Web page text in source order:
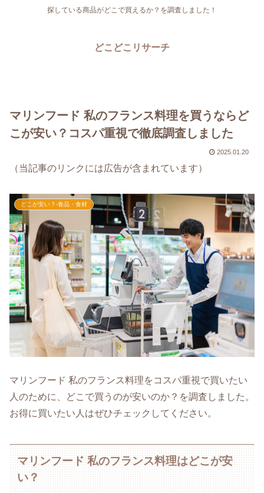
探している商品がどこで買えるか？を調査しました！
どこどこリサーチ
マリンフード 私のフランス料理を買うならど
こが安い？コスパ重視で徹底調査しました
2025.01.20
（当記事のリンクには広告が含まれています）
どこが安い？-食品・食材
マリンフード 私のフランス料理をコスパ重視で買いたい
人のために、どこで買うのが安いのか？を調査しました。
お得に買いたい人はぜひチェックしてください。
マリンフード 私のフランス料理はどこが安
い？